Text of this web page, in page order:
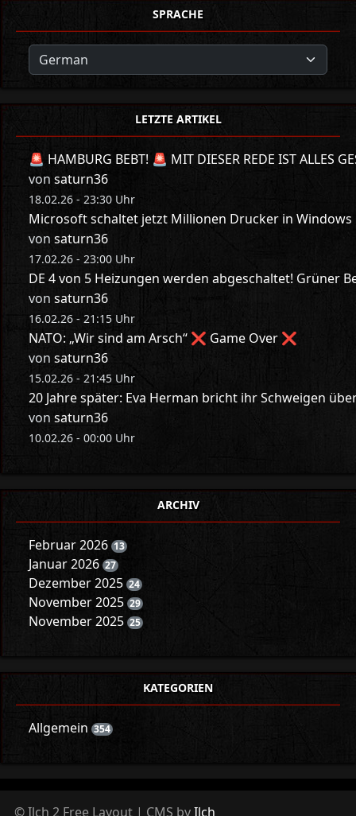
SPRACHE
LETZTE ARTIKEL
🚨 HAMBURG BEBT! 🚨 MIT DIESER REDE IST ALLES
von saturn36
18.02.26 - 23:30 Uhr
Microsoft schaltet jetzt Millionen Drucker in Windows
von saturn36
17.02.26 - 23:00 Uhr
DE 4 von 5 Heizungen werden abgeschaltet! Grüner
von saturn36
16.02.26 - 21:15 Uhr
NATO: „Wir sind am Arsch“ ❌ Game Over ❌
von saturn36
15.02.26 - 21:45 Uhr
20 Jahre später: Eva Herman bricht ihr Schweigen
von saturn36
10.02.26 - 00:00 Uhr
ARCHIV
Februar 2026 13
Januar 2026 27
Dezember 2025 24
November 2025 29
November 2025 25
KATEGORIEN
Allgemein 354
© Ilch 2 Free Layout | CMS byIlch